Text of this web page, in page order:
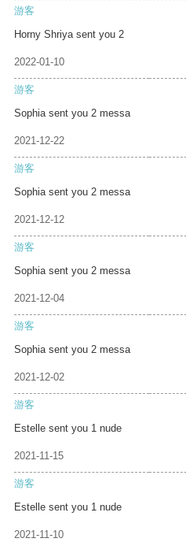
游客
Horny Shriya sent you 2
2022-01-10
游客
Sophia sent you 2 messa
2021-12-22
游客
Sophia sent you 2 messa
2021-12-12
游客
Sophia sent you 2 messa
2021-12-04
游客
Sophia sent you 2 messa
2021-12-02
游客
Estelle sent you 1 nude
2021-11-15
游客
Estelle sent you 1 nude
2021-11-10